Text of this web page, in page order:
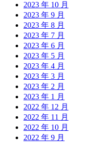
2023 年 10 月
2023 年 9 月
2023 年 8 月
2023 年 7 月
2023 年 6 月
2023 年 5 月
2023 年 4 月
2023 年 3 月
2023 年 2 月
2023 年 1 月
2022 年 12 月
2022 年 11 月
2022 年 10 月
2022 年 9 月